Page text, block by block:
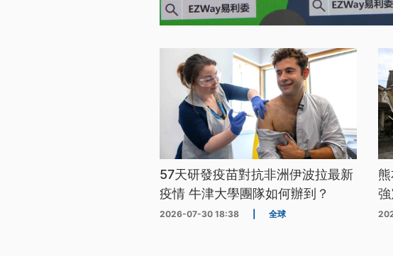
57天研發疫苗對抗非洲伊波拉最新
疫情 牛津大學團隊如何辦到？
2026-07-30 18:38 全球